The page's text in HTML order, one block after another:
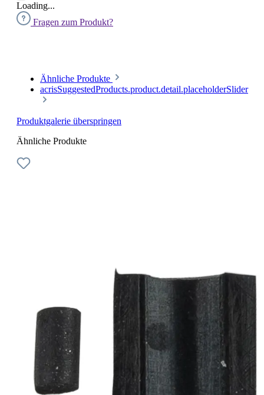
Loading...
Fragen zum Produkt?
Ähnliche Produkte
acrisSuggestedProducts.product.detail.placeholderSlider
Produktgalerie überspringen
Ähnliche Produkte